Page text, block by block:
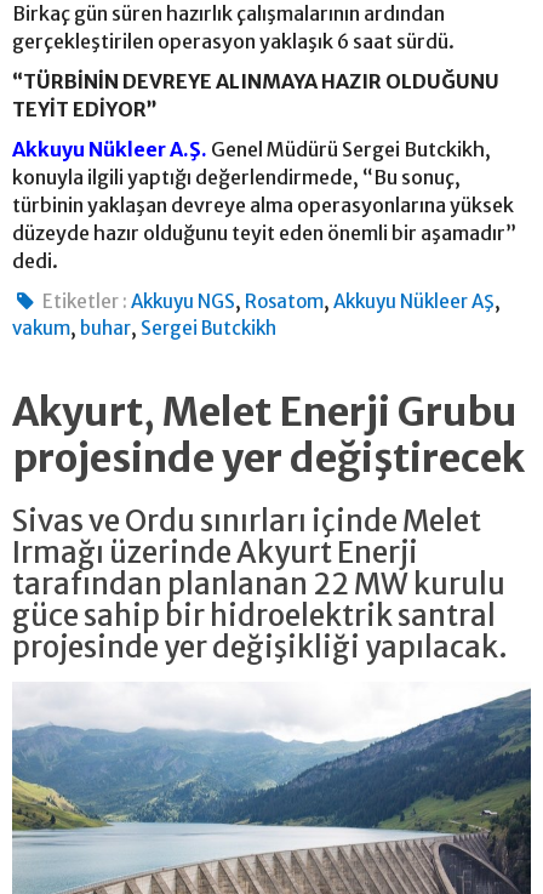
Birkaç gün süren hazırlık çalışmalarının ardından
gerçekleştirilen operasyon yaklaşık 6 saat sürdü.
“TÜRBİNİN DEVREYE ALINMAYA HAZIR OLDUĞUNU
TEYİT EDİYOR”
Akkuyu Nükleer A.Ş. Genel Müdürü Sergei Butckikh,
konuyla ilgili yaptığı değerlendirmede, “Bu sonuç,
türbinin yaklaşan devreye alma operasyonlarına yüksek
düzeyde hazır olduğunu teyit eden önemli bir aşamadır”
dedi.
Etiketler : Akkuyu NGS, Rosatom,Akkuyu Nükleer AŞ,
vakum, buhar, Sergei Butckikh
Akyurt, Melet Enerji Grubu
projesinde yer değiştirecek
Sivas ve Ordu sınırları içinde Melet
Irmağı üzerinde Akyurt Enerji
tarafından planlanan 22 MW kurulu
güce sahip bir hidroelektrik santral
projesinde yer değişikliği yapılacak.